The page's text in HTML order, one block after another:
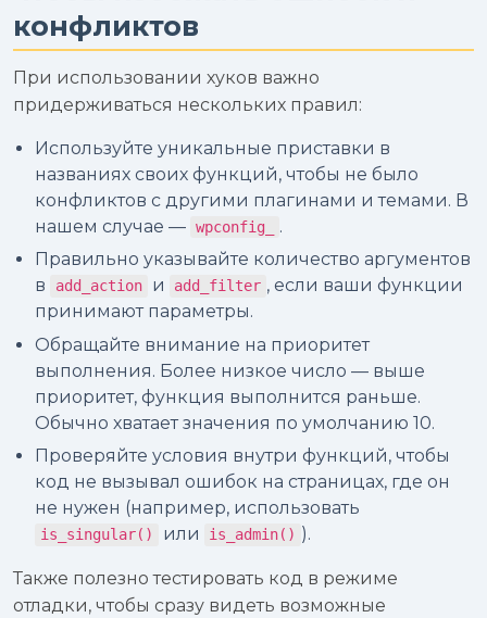
конфликтов
При использовании хуков важно
придерживаться нескольких правил:
Используйте уникальные приставки в
названиях своих функций, чтобы не было
конфликтов с другими плагинами и темами. В
нашем случае — wpconfig_
.
Правильно указывайте количество аргументов
в
add_action и add_filter , если ваши функции
принимают параметры.
Обращайте внимание на приоритет
выполнения. Более низкое число — выше
приоритет, функция выполнится раньше.
Обычно хватает значения по умолчанию 10.
Проверяйте условия внутри функций, чтобы
код не вызывал ошибок на страницах, где он
не нужен (например, использовать
is_singular() или is_admin() ).
Также полезно тестировать код в режиме
отладки, чтобы сразу видеть возможные